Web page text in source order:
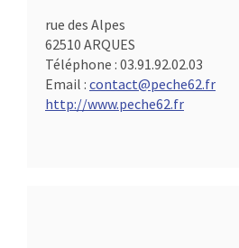
rue des Alpes
62510 ARQUES
Téléphone : 03.91.92.02.03
Email : contact@peche62.fr
http://www.peche62.fr